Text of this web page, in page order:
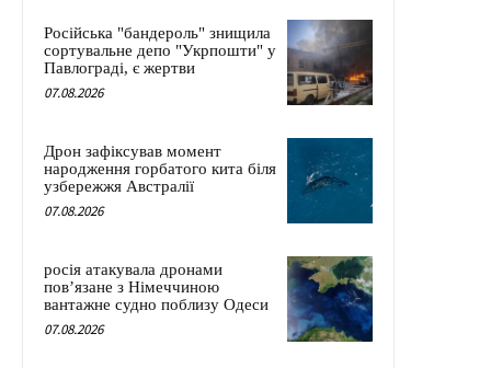
Російська "бандероль" знищила
сортувальне депо "Укрпошти" у
Павлограді, є жертви
07.08.2026
Дрон зафіксував момент
народження горбатого кита біля
узбережжя Австралії
07.08.2026
росія атакувала дронами
пов’язане з Німеччиною
вантажне судно поблизу Одеси
07.08.2026